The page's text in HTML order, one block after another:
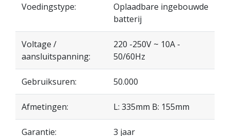
Voedingstype:
Oplaadbare ingebouwde
batterij
Voltage /
aansluitspanning:
220 -250V ~ 10A -
50/60Hz
Gebruiksuren: 50.000
Afmetingen: L: 335mm B: 155mm
Garantie: 3 jaar